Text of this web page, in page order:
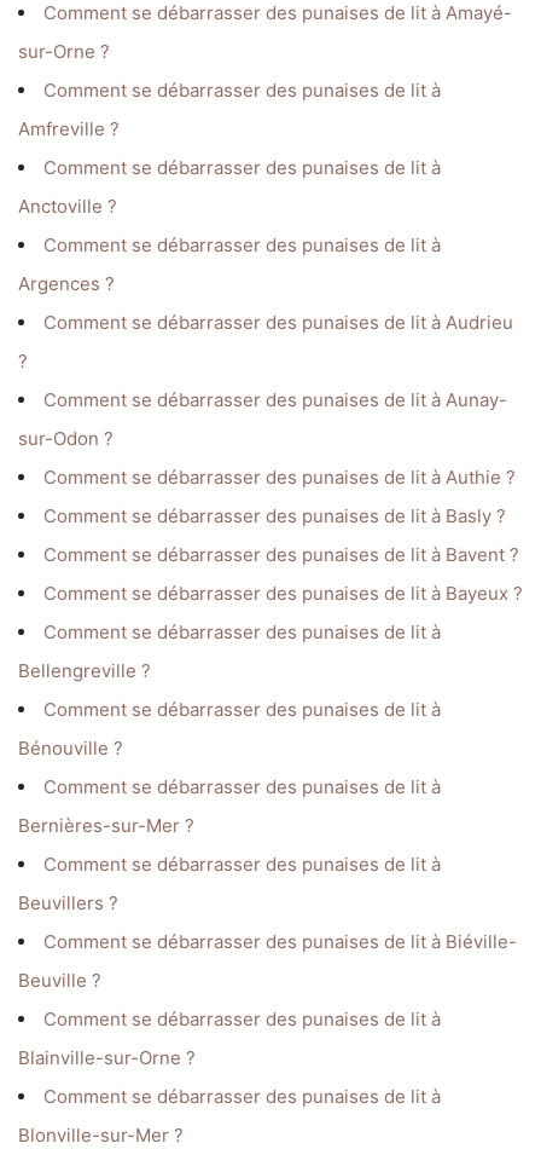
Comment se débarrasser des punaises de lit à Amayé-
sur-Orne ?
Comment se débarrasser des punaises de lit à
Amfreville ?
Comment se débarrasser des punaises de lit à
Anctoville ?
Comment se débarrasser des punaises de lit à
Argences ?
Comment se débarrasser des punaises de lit à Audrieu
?
Comment se débarrasser des punaises de lit à Aunay-
sur-Odon ?
Comment se débarrasser des punaises de lit à Authie ?
Comment se débarrasser des punaises de lit à Basly ?
Comment se débarrasser des punaises de lit à Bavent ?
Comment se débarrasser des punaises de lit à Bayeux ?
Comment se débarrasser des punaises de lit à
Bellengreville ?
Comment se débarrasser des punaises de lit à
Bénouville ?
Comment se débarrasser des punaises de lit à
Bernières-sur-Mer ?
Comment se débarrasser des punaises de lit à
Beuvillers ?
Comment se débarrasser des punaises de lit à Biéville-
Beuville ?
Comment se débarrasser des punaises de lit à
Blainville-sur-Orne ?
Comment se débarrasser des punaises de lit à
Blonville-sur-Mer ?